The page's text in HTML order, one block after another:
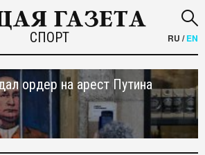
СПОРТ RU /EN
ордер на арест Путина